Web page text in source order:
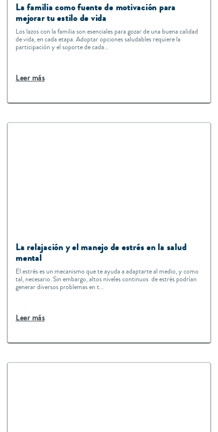
La familia como fuente de motivación para
mejorar tu estilo de vida
Los lazos con la familia son esenciales para gozar de una buena calidad
de vida, en cada etapa. Adoptar opciones saludables requiere la
participación y el soporte de cada...
Leer más
La relajación y el manejo de estrés en la salud
mental
El estrés es un mecanismo que te ayuda a adaptarte al medio, y como
tal, necesario. Sin embargo, altos niveles continuos de estrés podrían
generar diversos problemas en t...
Leer más